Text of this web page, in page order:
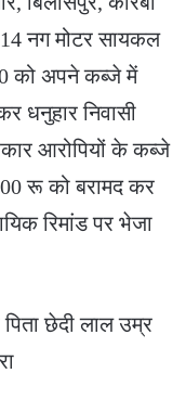
नग मोटर सायकल
को अपने कब्जे में
धनुहार निवासी
आरोपियों के कब्जे
रू को बरामद कर
रिमांड पर भेजा
छेदी लाल उम्र